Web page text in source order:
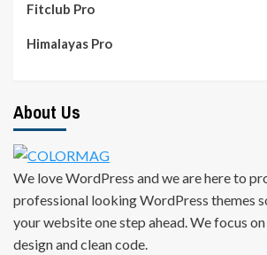
Fitclub Pro
Himalayas Pro
About Us
We love WordPress and we are here to
professional looking WordPress themes
your website one step ahead. We focus
design and clean code.